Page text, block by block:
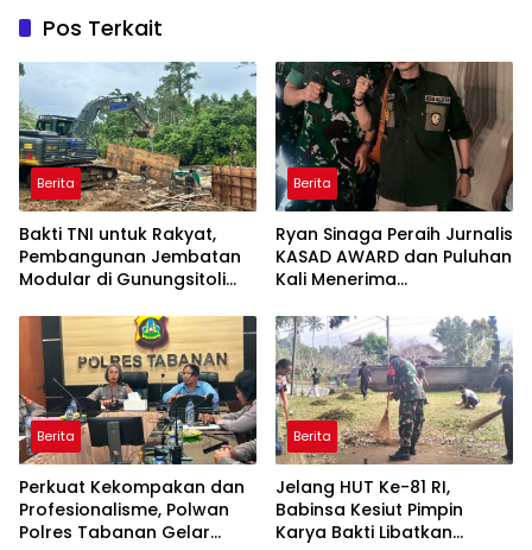
Pos Terkait
Berita
Bakti TNI untuk Rakyat,
Pembangunan Jembatan
Modular di Gunungsitoli
Abutmen
Berita
Ryan Sinaga Peraih Jurnalis
KASAD AWARD dan Puluhan
Kali Menerima
Media Aktif Publikasi
Kegiatan TNI
Berita
Perkuat Kekompakan dan
Profesionalisme, Polwan
Polres Tabanan Gelar
Berita
Jelang HUT Ke-81 RI,
Babinsa Kesiut Pimpin
Karya Bakti Libatkan